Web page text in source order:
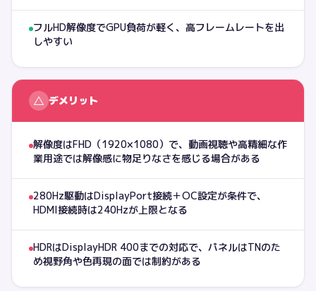
フルHD解像度でGPU負荷が軽く、高フレームレートを出
しやすい
△ デメリット
解像度はFHD（1920×1080）で、動画視聴や高精細な作
業用途では解像感に物足りなさを感じる場合がある
280Hz駆動はDisplayPort接続＋OC設定が条件で、
HDMI接続時は240Hzが上限となる
HDRはDisplayHDR 400までの対応で、パネルはTNのた
め視野角や色再現の面では制約がある